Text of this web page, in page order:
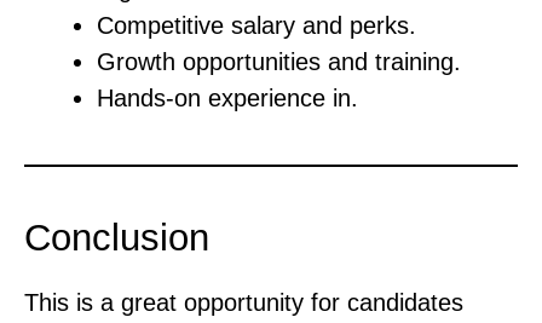
Competitive salary and perks.
Growth opportunities and training.
Hands-on experience in.
Conclusion
This is a great opportunity for candidates